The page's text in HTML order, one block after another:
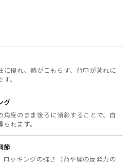
に優れ、熱がこもらず、背中が蒸れに
。
グ
角度のまま後ろに傾斜することで、自
れます。
節
ロッキングの強さ（背や座の反発力の